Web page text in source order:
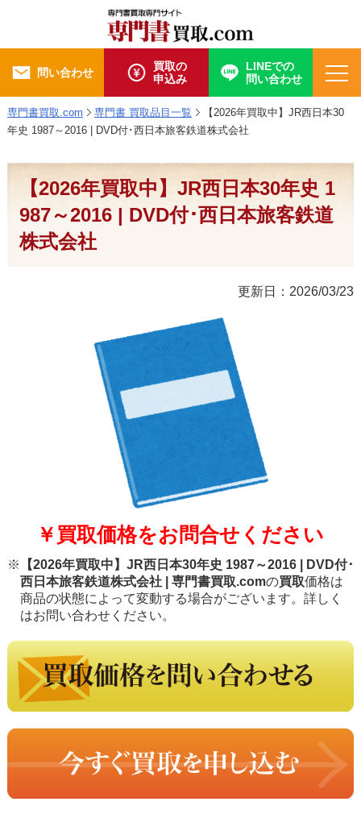
問い合わせ
買取の
申込み
LINEでの
問い合わせ
専門書買取.com 専門書 買取品目一覧
【2026年買取中】JR西日本30
年史 1987～2016 | DVD付･西日本旅客鉄道株式会社
【2026年買取中】JR西日本30年史 1
987～2016 | DVD付･西日本旅客鉄道
株式会社
更新日：2026/03/23
￥買取価格をお問合せください
※
【2026年買取中】JR西日本30年史 1987～2016 | DVD付･
西日本旅客鉄道株式会社 | 専門書買取.comの買取価格は
商品の状態によって変動する場合がございます。詳しく
はお問い合わせください。